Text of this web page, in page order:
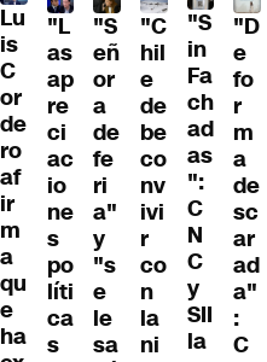
Lu
is
C
or
de
ro
af
ir
m
a
qu
e
ha
"L
as
ap
re
ci
ac
io
ne
s
po
líti
ca
s
"S
eñ
or
a
de
fe
ri
a"
y
"s
e
le
sa
"C
hil
e
de
be
co
nv
ivi
r
co
n
la
ni
"S
in
Fa
ch
ad
as
":
C
N
C
y
SII
la
"D
e
fo
r
m
a
de
sc
ar
ad
a"
:
C